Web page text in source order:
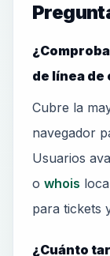
de línea de
Cubre la
navegador
Usuarios
o whois
para tickets
¿Cuánto